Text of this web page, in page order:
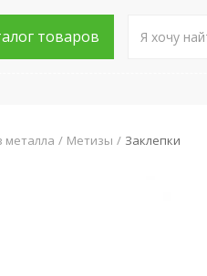
товаров
металла Метизы Заклепки